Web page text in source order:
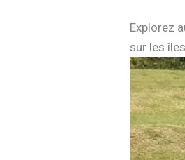
Explorez
sur les